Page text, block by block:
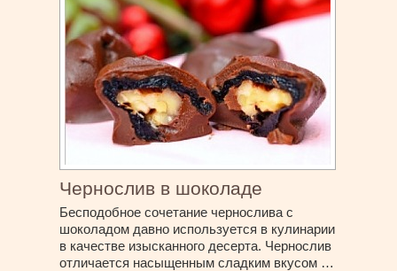
Чернослив в шоколаде
Бесподобное сочетание чернослива с
шоколадом давно используется в кулинарии
в качестве изысканного десерта. Чернослив
отличается насыщенным сладким вкусом …